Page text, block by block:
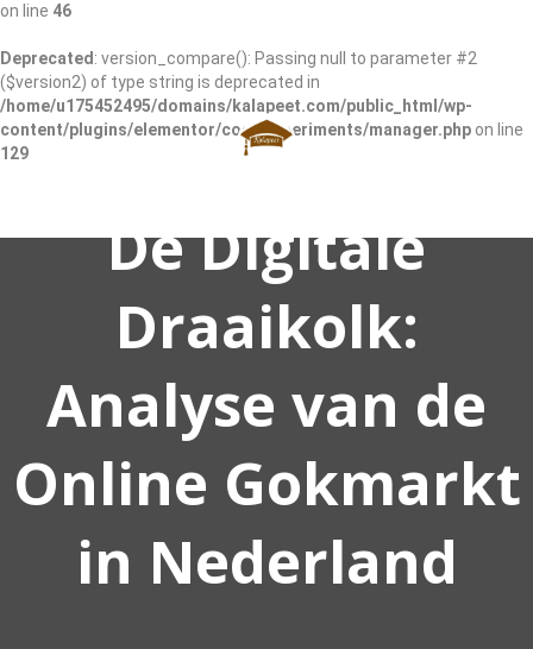
on line 46
Deprecated : version_compare(): Passing null to parameter #2
($version2) of type string is deprecated in
/home/u175452495/domains/kalapeet.com/public_html/wp-
content/plugins/elementor/core/experiments/manager.php on line
129
De Digitale
Draaikolk:
Analyse van de
Online Gokmarkt
in Nederland